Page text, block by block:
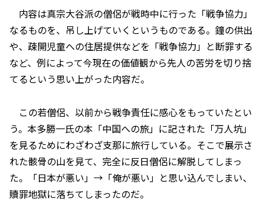
内容は真宗大谷派の僧侶が戦時中に行った「戦争協力」
なるものを、吊し上げていくというものである。鐘の供出
や、疎開児童への住居提供などを「戦争協力」と断罪する
など、例によって今現在の価値観から先人の苦労を切り捨
てるという思い上がった内容だ。
この若僧侶、以前から戦争責任に感心をもっていたとい
う。本多勝一氏の本「中国への旅」に記された「万人坑」
を見るためにわざわざ支那に旅行している。そこで展示さ
れた骸骨の山を見て、完全に反日僧侶に解脱してしまっ
た。「日本が悪い」→「俺が悪い」と思い込んでしまい、
贖罪地獄に落ちてしまったのだ。